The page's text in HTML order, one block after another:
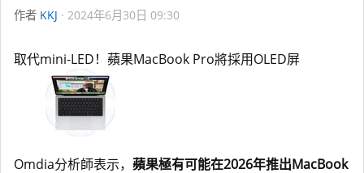
作者 KKJ 2024年6月30日 09:30
取代mini-LED！蘋果MacBook Pro將採用OLED屏
Omdia分析師表示， 蘋果極有可能在2026年推出MacBook